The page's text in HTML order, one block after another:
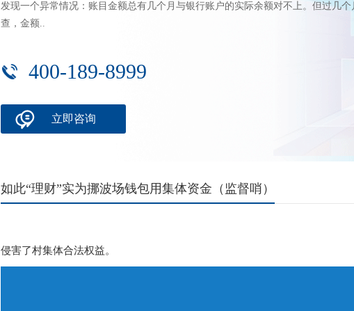
发现一个异常情况：账目金额总有几个月与银行账户的实际余额对不上。但过几个
查，金额..
400-189-8999
立即咨询
如此“理财”实为挪波场钱包用集体资金（监督哨）
侵害了村集体合法权益。